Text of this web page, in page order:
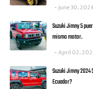
June 30,
Suzuki Jimny 5
mismo motor.
April 02,
Suzuki Jimny
Ecuador?